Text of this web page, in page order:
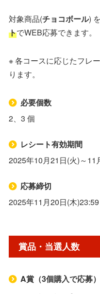
対象商品
応募先・詳細
対象商品(チョコボール) を
トでWEB応募できます。
※ 各コースに応じたフレ
ります。
必要個数
2、3 個
レシート有効期間
2025年10月21日(火)～11
応募締切
2025年11月20日(木)23:59
賞品・当選人数
A賞（3個購入で応募